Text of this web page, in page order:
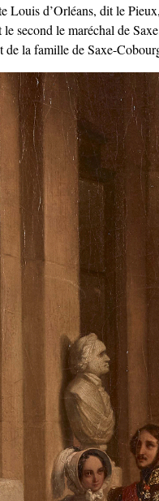
Louis d’Orléans, dit le
second le maréchal de
de la famille de Saxe-